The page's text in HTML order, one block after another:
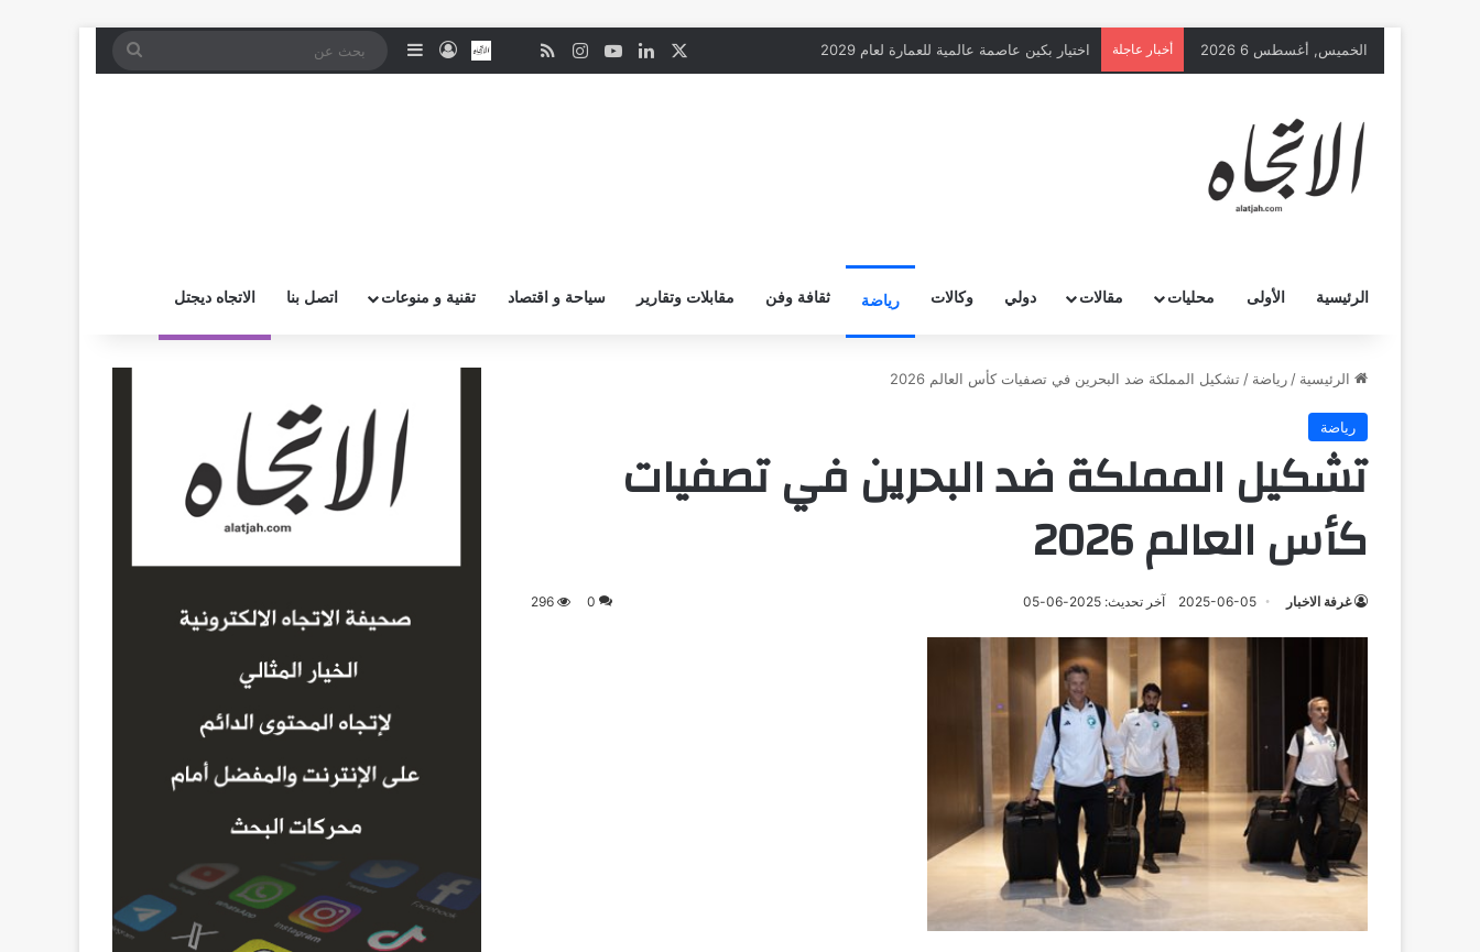
الخميس, أغسطس 6 2026 أخبار عاجلة اختيار بكين عاصمة عالمية للعمارة لعام 2029 لينكدإن‫YouTube
انستقرامملخص الموقع RSS
نبض اتصل بــنـا
تسجيل الدخول
إضافة عمود جانبي
بحث
الرئيسية الأولى محليات مقالات دولي وكالات رياضة ثقافة وفن مقابلات وتقارير سياحة و اقتصاد تقنية و منوعات اتصل بنا الاتجاه ديجتل
الرئيسية / رياضة / تشكيل المملكة ضد البحرين في تصفيات كأس العالم 2026
رياضة
تشكيل المملكة ضد البحرين في تصفيات
كأس العالم 2026
غرفة الاخبار 2025-06-05 آخر تحديث: 2025-06-05 0
296